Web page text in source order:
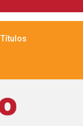
Títulos